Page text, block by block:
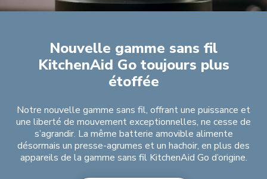
Nouvelle gamme sans fil
KitchenAid Go toujours plus
étoffée
Notre nouvelle gamme sans fil, offrant une puissance et
une liberté de mouvement exceptionnelles, ne cesse de
s’agrandir. La même batterie amovible alimente
désormais un presse-agrumes et un hachoir, en plus des
appareils de la gamme sans fil KitchenAid Go d’origine.
PASSER AU SANS FIL